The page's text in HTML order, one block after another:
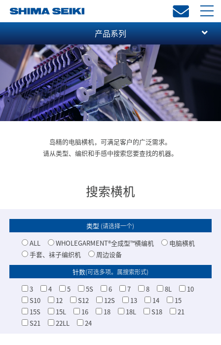
产品系列
岛精的电脑横机，可满足客户的广泛需求。
请从类型、编织和手感中搜索您要查找的机器。
搜索横机
类型 (请选择一个)
ALL WHOLEGARMENT®全成型™横编机
电脑横机
手套、袜子编织机
周边设备
针数(可选多项。属搜索形式)
3 4 5 5S 6 7 8 8L
10
S10
12 S12 12S 13 14
15
15S
15L 16 18 18L S18
21
S21
22LL 24